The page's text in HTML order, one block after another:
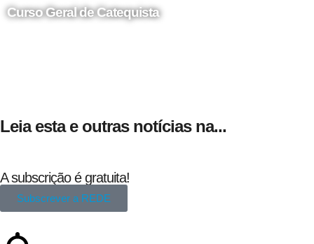
Curso Geral de Catequista
Leia esta e outras notícias na...
A subscrição é gratuita!
Subscrever a REDE